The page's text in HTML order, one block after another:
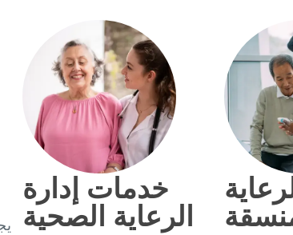
خدمات إدارة
الرعاية الصحية